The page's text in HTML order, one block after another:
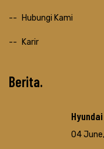
Hubungi Kami
Karir
Berita
04